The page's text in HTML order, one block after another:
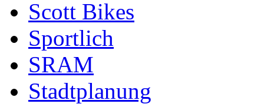
Scott Bikes
Sportlich
SRAM
Stadtplanung